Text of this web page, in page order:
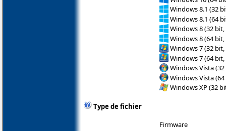
Windows 8.1 (32
Windows 8.1 (64
Windows 8 (32 bit,
Windows 8 (64 bit,
Windows 7 (32 bit,
Windows 7 (64 bit,
Windows Vista
Windows Vista
Windows XP (32
Type de fichier
Firmware